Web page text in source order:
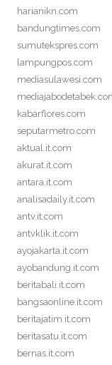
harianikn.com
bandungtimes.com
sumutekspres.com
lampungpos.com
mediasulawesi.com
kabarflores.com
seputarmetro.com
aktual.it.com
akurat.it.com
antara.it.com
analisadaily.it.com
antv.it.com
antvklik.it.com
ayojakarta.it.com
ayobandung.it.com
beritabali.it.com
bangsaonline.it.com
beritajatim.it.com
beritasatu.it.com
bernas.it.com